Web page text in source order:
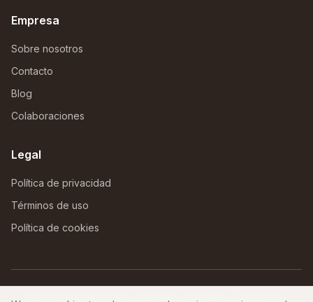
Empresa
Sobre nosotros
Contacto
Blog
Colaboraciones
Legal
Política de privacidad
Términos de uso
Política de cookies
AfriNomadHub. Todos los derechos reservados.